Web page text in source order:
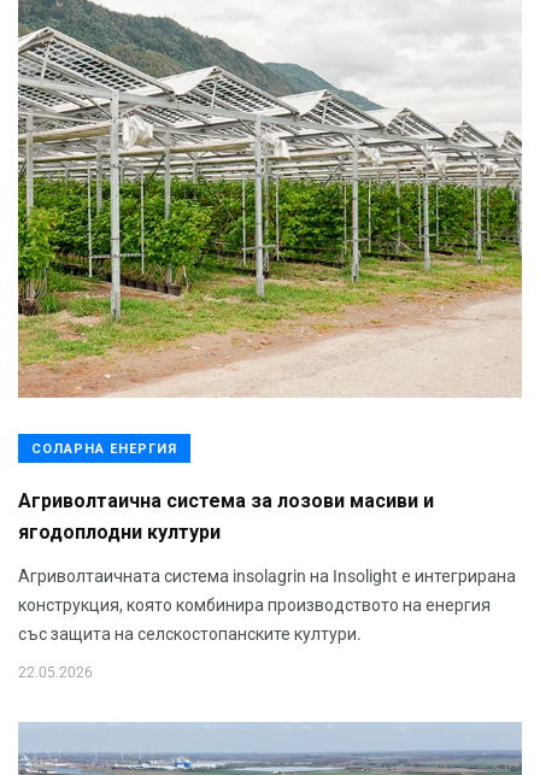
СОЛАРНА ЕНЕРГИЯ
Агриволтаична система за лозови масиви и
ягодоплодни култури
Агриволтаичната система insolagrin на Insolight е интегрирана
конструкция, която комбинира производството на енергия
със защита на селскостопанските култури.
22.05.2026